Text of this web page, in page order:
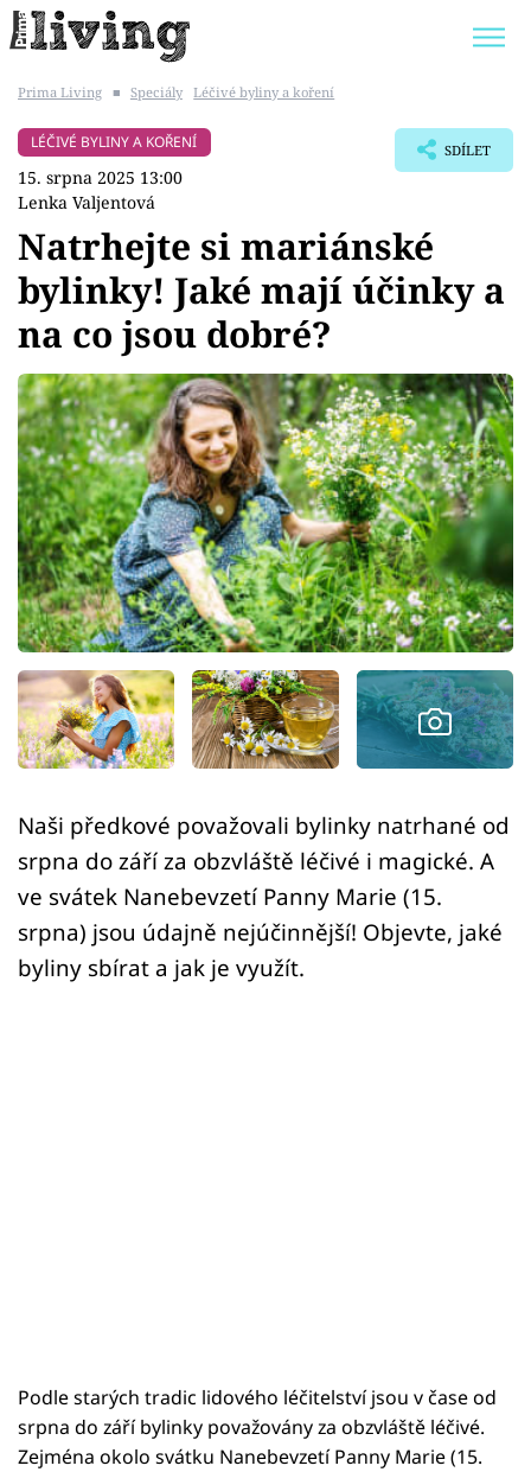
BYDLENÍ SLAVNÝCH
ZAHRADA
Témata
Bydlení
Zahrada
Design
Sledujte prima+
Přihlášení
Sledujte nás
Prima Living ■ Speciály Léčivé byliny a koření
LÉČIVÉ BYLINY A KOŘENÍ
15. srpna 2025 13:00
Lenka Valjentová
SDÍLET
Natrhejte si mariánské
bylinky! Jaké mají účinky a
na co jsou dobré?
Naši předkové považovali bylinky natrhané od
srpna do září za obzvláště léčivé i magické. A
ve svátek Nanebevzetí Panny Marie (15.
srpna) jsou údajně nejúčinnější! Objevte, jaké
byliny sbírat a jak je využít.
Podle starých tradic lidového léčitelství jsou v čase od
srpna do září bylinky považovány za obzvláště léčivé.
Zejména okolo svátku Nanebevzetí Panny Marie (15.